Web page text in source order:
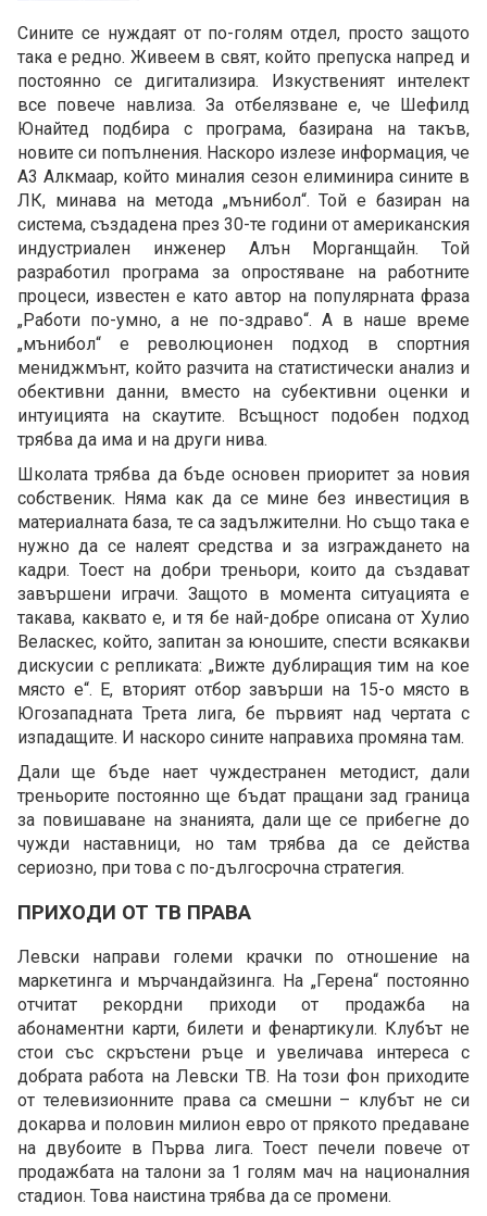
Сините се нуждаят от по-голям отдел, просто защото
така е редно. Живеем в свят, който препуска напред и
постоянно се дигитализира. Изкуственият интелект
все повече навлиза. За отбелязване е, че Шефилд
Юнайтед подбира с програма, базирана на такъв,
новите си попълнения. Наскоро излезе информация, че
A3 Алкмаар, който миналия сезон елиминира сините в
ЛК, минава на метода „мънибол“. Той е базиран на
система, създадена през 30-те години от американския
индустриален инженер Алън Морганщайн. Той
разработил програма за опростяване на работните
процеси, известен е като автор на популярната фраза
„Работи по-умно, а не по-здраво“. А в наше време
„мънибол“ е революционен подход в спортния
мениджмънт, който разчита на статистически анализ и
обективни данни, вместо на субективни оценки и
интуицията на скаутите. Всъщност подобен подход
трябва да има и на други нива.
Школата трябва да бъде основен приоритет за новия
собственик. Няма как да се мине без инвестиция в
материалната база, те са задължителни. Но също така е
нужно да се налеят средства и за изграждането на
кадри. Тоест на добри треньори, които да създават
завършени играчи. Защото в момента ситуацията е
такава, каквато е, и тя бе най-добре описана от Хулио
Веласкес, който, запитан за юношите, спести всякакви
дискусии с репликата: „Вижте дублиращия тим на кое
място е“. Е, вторият отбор завърши на 15-о място в
Югозападната Трета лига, бе първият над чертата с
изпадащите. И наскоро сините направиха промяна там.
Дали ще бъде нает чуждестранен методист, дали
треньорите постоянно ще бъдат пращани зад граница
за повишаване на знанията, дали ще се прибегне до
чужди наставници, но там трябва да се действа
сериозно, при това с по-дългосрочна стратегия.
ПРИХОДИ ОТ ТВ ПРАВА
Левски направи големи крачки по отношение на
маркетинга и мърчандайзинга. На „Герена“ постоянно
отчитат рекордни приходи от продажба на
абонаментни карти, билети и фенартикули. Клубът не
стои със скръстени ръце и увеличава интереса с
добрата работа на Левски ТВ. На този фон приходите
от телевизионните права са смешни – клубът не си
докарва и половин милион евро от прякото предаване
на двубоите в Първа лига. Тоест печели повече от
продажбата на талони за 1 голям мач на националния
стадион. Това наистина трябва да се промени.